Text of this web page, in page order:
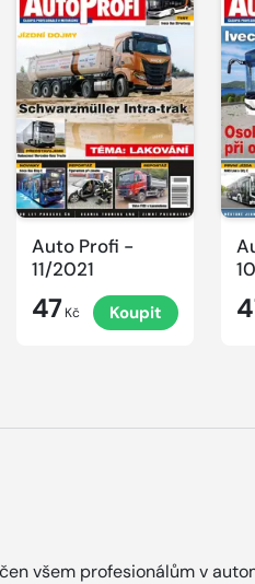
Auto Profi -
11/2021
47 Kč Koupit
všem profesionálům v